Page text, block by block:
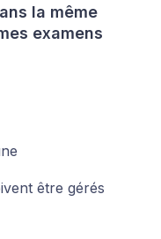
la même
examens
être gérés